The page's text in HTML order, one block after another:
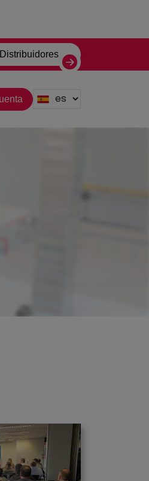
Select your language